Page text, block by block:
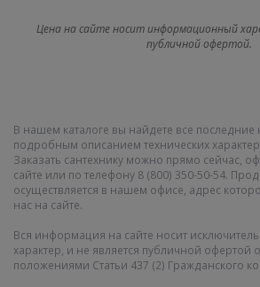
Цена на сайте носит информационный
публичной офертой.
В нашем каталоге вы найдете все последние
подробным описанием технических
Заказать сантехнику можно прямо сейчас,
сайте или по телефону 8 (800) 350-50-54.
осуществляется в нашем офисе, адрес
нас на сайте.
Вся информация на сайте носит
характер, и не является публичной офертой
положениями Статьи 437 (2) Гражданского